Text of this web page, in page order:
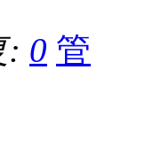
: 0 管